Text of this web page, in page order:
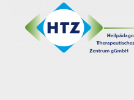
springen